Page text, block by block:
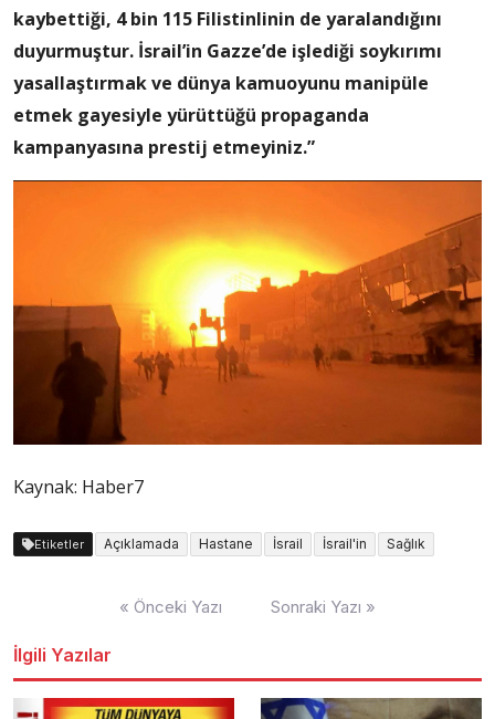
kaybettiği, 4 bin 115 Filistinlinin de yaralandığını
duyurmuştur. İsrail’in Gazze’de işlediği soykırımı
yasallaştırmak ve dünya kamuoyunu manipüle
etmek gayesiyle yürüttüğü propaganda
kampanyasına prestij etmeyiniz.”
Kaynak: Haber7
Etiketler Açıklamada Hastane İsrail İsrail'in Sağlık
« Önceki Yazı Sonraki Yazı »
İlgili Yazılar